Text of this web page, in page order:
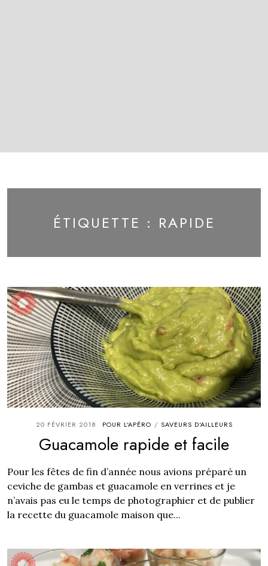
ÉTIQUETTE : RAPIDE
20 FÉVRIER 2018 POUR L'APÉRO / SAVEURS D'AILLEURS
Guacamole rapide et facile
Pour les fêtes de fin d’année nous avions préparé un
ceviche de gambas et guacamole en verrines et je
n’avais pas eu le temps de photographier et de publier
la recette du guacamole maison que...